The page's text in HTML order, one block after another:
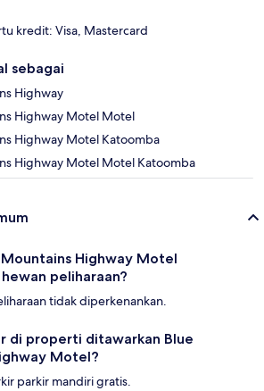
kredit: Visa, Mastercard
sebagai
Highway
Highway Motel Motel
Highway Motel Katoomba
Highway Motel Motel Katoomba
Highway Motel
peliharaan?
tidak diperkenankan.
di properti ditawarkan Blue
Motel?
parkir mandiri gratis.